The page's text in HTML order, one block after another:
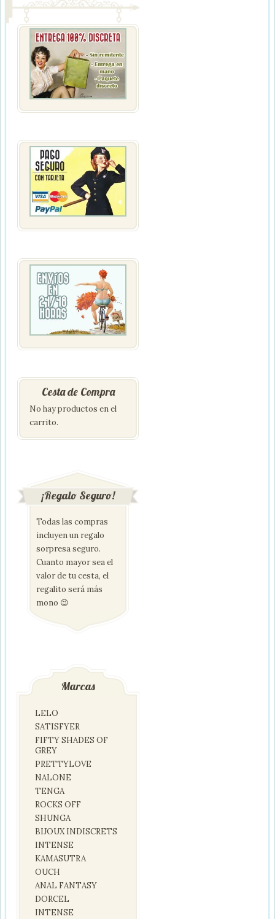
Cesta de Compra
No hay productos en el
carrito.
¡Regalo Seguro!
Todas las compras
incluyen un regalo
sorpresa seguro.
Cuanto mayor sea el
valor de tu cesta, el
regalito será más
mono 😉
Marcas
LELO
SATISFYER
FIFTY SHADES OF
GREY
PRETTYLOVE
NALONE
TENGA
ROCKS OFF
SHUNGA
BIJOUX INDISCRETS
INTENSE
KAMASUTRA
OUCH
ANAL FANTASY
DORCEL
INTENSE